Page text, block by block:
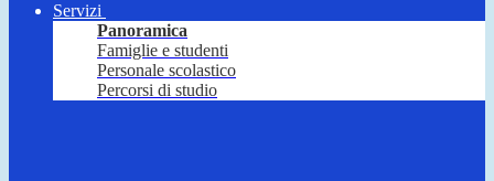
Servizi
Panoramica
Famiglie e studenti
Personale scolastico
Percorsi di studio